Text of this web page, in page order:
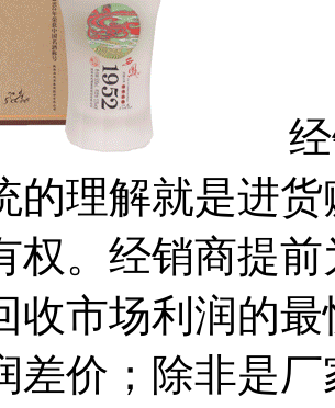
经销
的理解就是进
权。经销商提
收市场利润的
差价；除非是